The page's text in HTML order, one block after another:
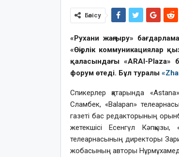
Бөлісу
«Рухани жаңғыру»
«Өңірлік коммуникациялар
қаласындағы «ARAI-
форум өтеді. Бұл туралы
Спикерлер қатарында
Сламбек, «Balapan»
газеті бас редакторының
жетекшісі Есенгүл
телеарнасының директоры
жобасының авторы Нұрмұхамед